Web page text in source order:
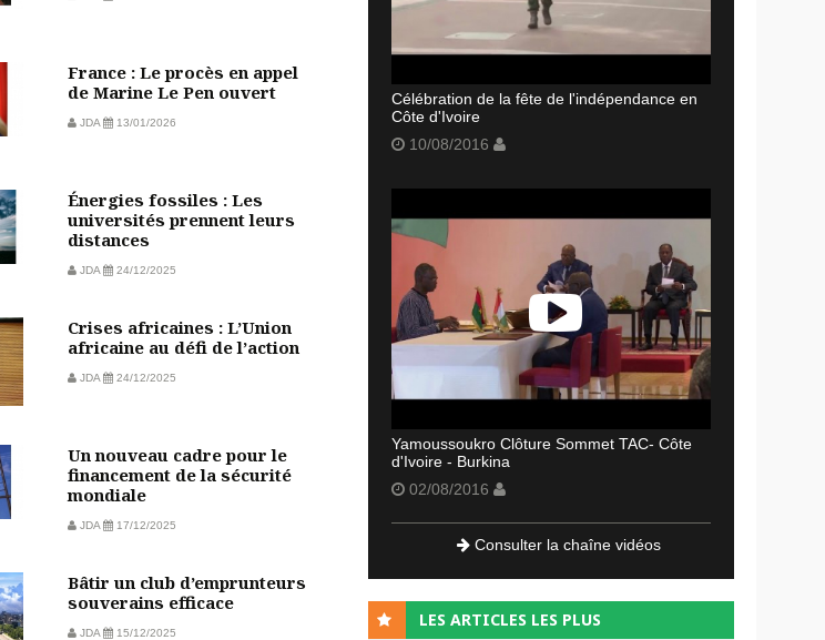
France : Le procès en appel
de Marine Le Pen ouvert
JDA 13/01/2026
Énergies fossiles : Les
universités prennent leurs
distances
JDA 24/12/2025
Crises africaines : L’Union
africaine au défi de l’action
JDA 24/12/2025
Un nouveau cadre pour le
financement de la sécurité
mondiale
JDA 17/12/2025
Bâtir un club d’emprunteurs
souverains efficace
JDA 15/12/2025
Célébration de la fête de l'indépendance en
Côte d'Ivoire
10/08/2016
Yamoussoukro Clôture Sommet TAC- Côte
d'Ivoire - Burkina
02/08/2016
Consulter la chaîne vidéos
LES ARTICLES LES PLUS